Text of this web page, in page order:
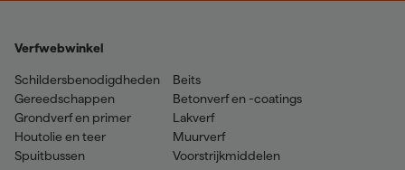
Verfwebwinkel
Schildersbenodigdheden
Gereedschappen
Grondverf en primer
Houtolie en teer
Spuitbussen
Beits
Betonverf en -coatings
Lakverf
Muurverf
Voorstrijkmiddelen